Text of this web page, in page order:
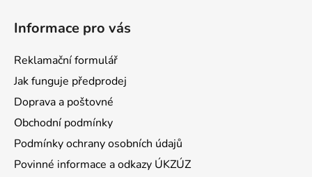
Informace pro vás
Reklamační formulář
Jak funguje předprodej
Doprava a poštovné
Obchodní podmínky
Podmínky ochrany osobních údajů
Povinné informace a odkazy ÚKZÚZ